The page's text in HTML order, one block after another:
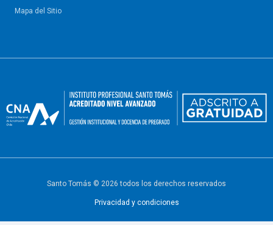
Mapa del Sitio
Santo Tomás © 2026 todos los derechos reservados
Privacidad y condiciones